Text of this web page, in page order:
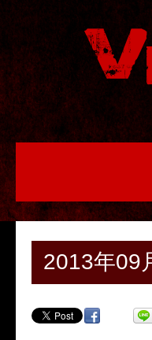
2013年09